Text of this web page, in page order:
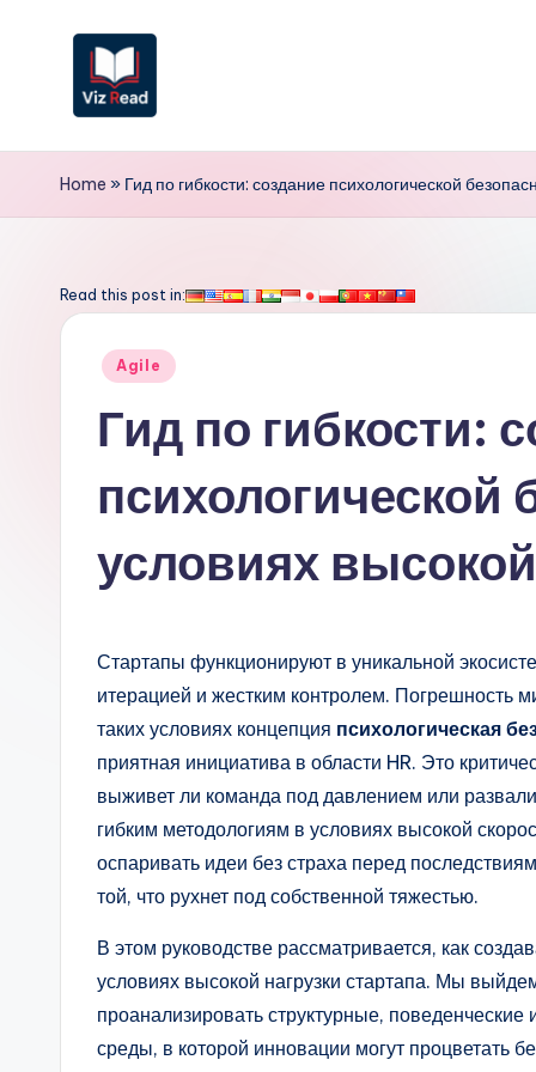
V
iz
e
si
A
ft
w
Home » Гид по гибкости: создание психологической
Read this post in:
Опубликовано
Agile
Гид по гибкости:
психологической
условиях
Стартапы функционируют в уникальной
итерацией и жестким контролем. Погрешность
таких условиях концепция психологическая
приятная инициатива в области HR. Это
выживет ли команда под давлением или
гибким методологиям в условиях высокой
оспаривать идеи без страха перед
той, что рухнет под собственной тяжестью.
В этом руководстве рассматривается, как
условиях высокой нагрузки стартапа. Мы
проанализировать структурные,
среды, в которой инновации могут процветать